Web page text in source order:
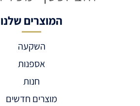
המוצרים שלנו
השקעה
אספנות
חנות
מוצרים חדשים